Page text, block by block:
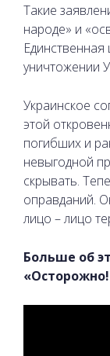
Такие
народе» и
Единственная
уничтожении
Украинское
этой
погибших и
невыгодной
скрывать.
оправданий.
лицо – лицо
Больше об